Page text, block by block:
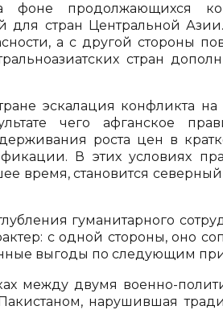
фоне продолжающихся
для стран Центральной
а с другой стороны
стран
эскалация конфликта
чего афганское
роста цен в
В этих условиях
время, становится
гуманитарного
с одной стороны, оно
выгоды по следующим
между двумя военно-
нарушившая